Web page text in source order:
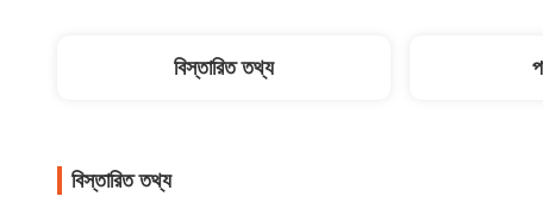
বিস্তারিত তথ্য
বিস্তারিত তথ্য